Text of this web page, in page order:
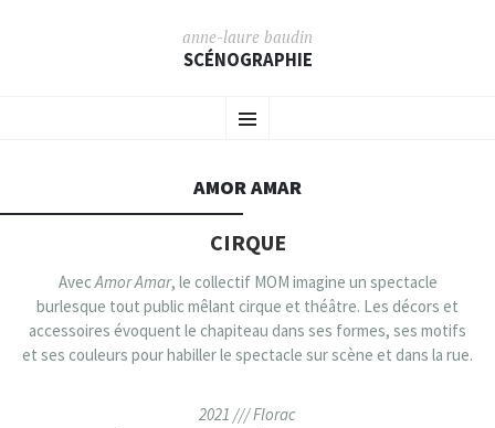
anne-laure baudin
SCÉNOGRAPHIE
Menu
AMOR AMAR
CIRQUE
AvecAmor Amar, le collectif MOM imagine un spectacle
burlesque tout public mêlant cirque et théâtre. Les décors et
accessoires évoquent le chapiteau dans ses formes, ses motifs
et ses couleurs pour habiller le spectacle sur scène et dans la rue.
2021 /// Florac